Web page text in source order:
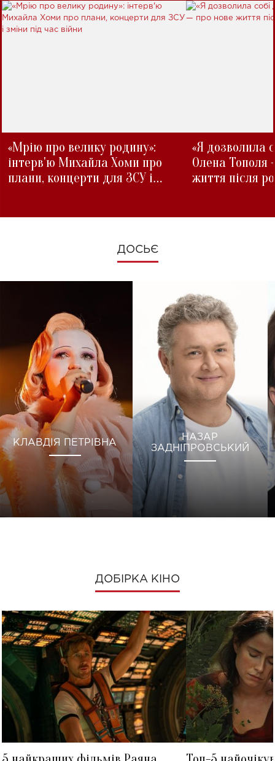
«Мрію про велику родину»:
інтерв'ю Михайла Хоми про
плани, концерти для ЗСУ і
«Я дозволила
Олена Тополя
життя після
ДОСЬЄ
КЛАВДІЯ ПЕТРІВНА
НАЗАР
ЗАДНІПРОВСЬКИЙ
ДОБІРКА КІНО